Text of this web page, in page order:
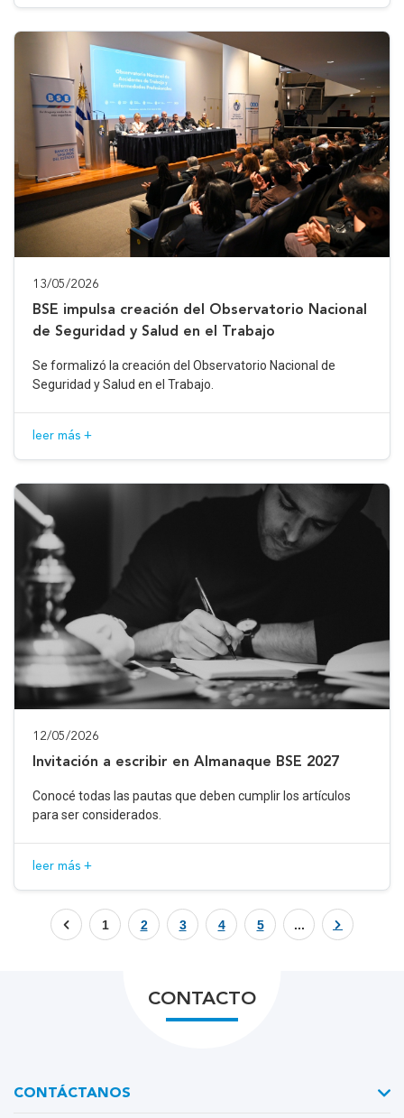
13/05/2026
BSE impulsa creación del Observatorio Nacional
de Seguridad y Salud en el Trabajo
Se formalizó la creación del Observatorio Nacional de
Seguridad y Salud en el Trabajo.
leer más +
12/05/2026
Invitación a escribir en Almanaque BSE 2027
Conocé todas las pautas que deben cumplir los artículos
para ser considerados.
leer más +
1 2 3 4 5 ...
CONTACTO
CONTÁCTANOS